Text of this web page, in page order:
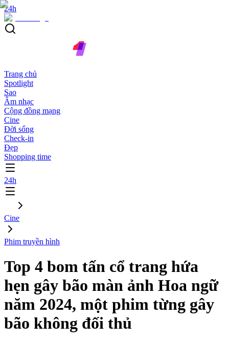
24h
Trang chủ
Spotlight
Sao
Âm nhạc
Cộng đồng mạng
Cine
Đời sống
Check-in
Đẹp
Shopping time
24h
Cine
Phim truyền hình
Top 4 bom tấn cổ trang hứa
hẹn gây bão màn ảnh Hoa ngữ
năm 2024, một phim từng gây
bão không đối thủ